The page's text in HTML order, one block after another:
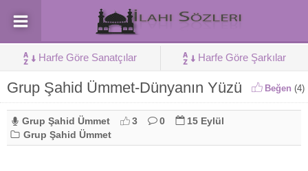
Harfe Göre Sanatçılar Harfe Göre Şarkılar
Grup Şahid Ümmet-Dünyanın Yüzü Beğen (4)
Grup Şahid Ümmet 3 0
15 Eylül
Grup Şahid Ümmet